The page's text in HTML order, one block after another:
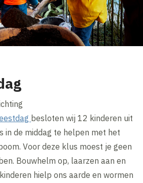
besloten wij 12 kinderen uit
in de middag te helpen met het
Voor deze klus moest je geen
Bouwhelm op, laarzen aan en
hielp ons aarde en wormen